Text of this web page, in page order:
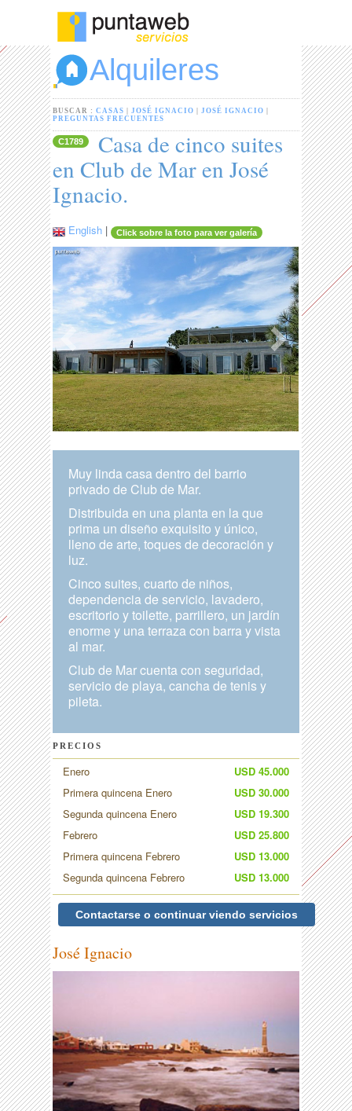
Alquileres
BUSCAR :CASAS |JOSÉ IGNACIO |JOSÉ IGNACIO
PREGUNTAS FRECUENTES
C1789
Casa de cinco suites
en Club de Mar en José
Ignacio.
English | Click sobre la foto para ver galería
Muy linda casa dentro del barrio
privado de Club de Mar.
Distribuida en una planta en la que
prima un diseño exquisito y único,
lleno de arte, toques de decoración y
luz.
Cinco suites, cuarto de niños,
dependencia de servicio, lavadero,
escritorio y toilette, parrillero, un jardí­n
enorme y una terraza con barra y vista
al mar.
Club de Mar cuenta con seguridad,
servicio de playa, cancha de tenis y
pileta.
PRECIOS
Enero
USD 45.000
Primera quincena Enero
USD 30.000
Segunda quincena Enero
USD 19.300
Febrero
USD 25.800
Primera quincena Febrero
USD 13.000
Segunda quincena Febrero
USD 13.000
Contactarse o continuar viendo servicios
José Ignacio